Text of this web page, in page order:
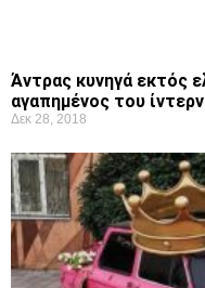
Άντρας κυνηγά εκτός
αγαπημένος του
Δεκ 28, 2018